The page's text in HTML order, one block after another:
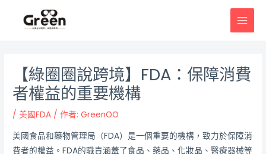
【綠圈圈說跨境】FDA：保障消費
者權益的重要機構
/美國FDA / 作者:GreenOO
美國食品和藥物管理局（FDA）是一個重要的機構，致力於保障消
費者的權益。FDA的職責涵蓋了食品、藥品、化妝品、醫療器械等